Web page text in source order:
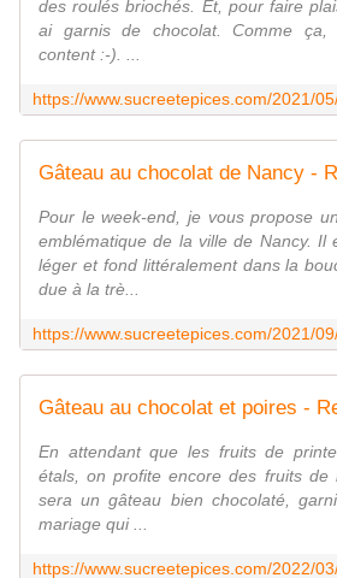
des roulés briochés. Et, pour faire
ai garnis de chocolat. Comme
content :-). ...
Pour le week-end, je vous propose
emblématique de la ville de Nancy. Il
léger et fond littéralement dans la
due à la trè...
En attendant que les fruits de
étals, on profite encore des fruits de
sera un gâteau bien chocolaté,
mariage qui ...